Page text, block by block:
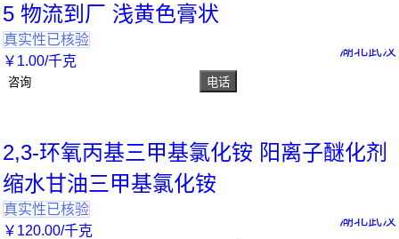
5 物流到厂 浅黄色膏状
真实性已核验
￥ 1.00/千克
湖北武汉
咨询 电话
2,3-环氧丙基三甲基氯化铵 阳离子醚化剂
缩水甘油三甲基氯化铵
真实性已核验
￥ 120.00/千克
湖北武汉